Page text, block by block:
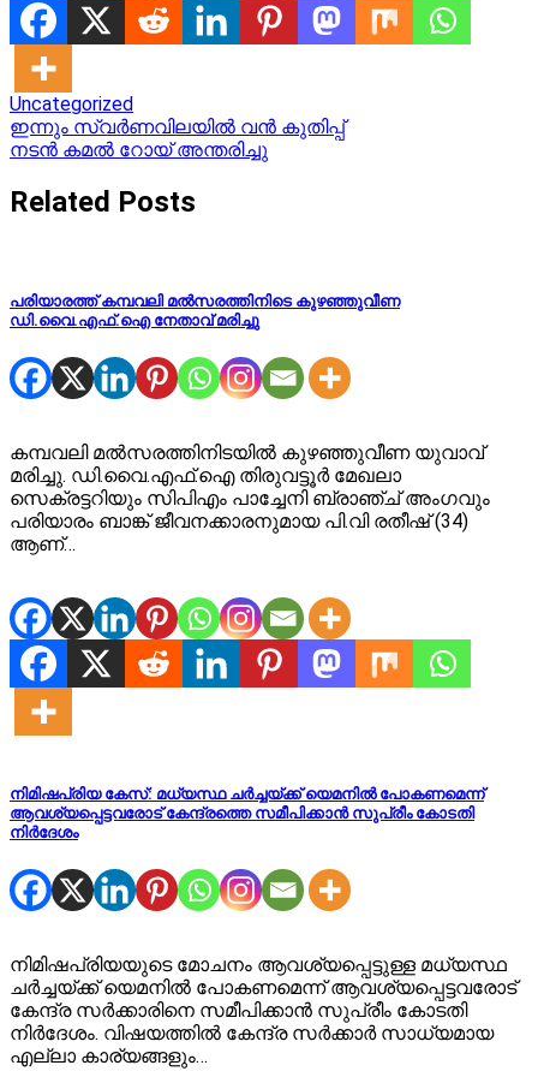
Uncategorized
Post
navigation
ഇന്നും സ്വർണവിലയിൽ വൻ കുതിപ്പ്
നടൻ കമൽ റോയ് അന്തരിച്ചു
Related Posts
പരിയാരത്ത് കമ്പവലി മല്‍സരത്തിനിടെ കുഴഞ്ഞുവീണ
ഡി.വൈ.എഫ്.ഐ നേതാവ് മരിച്ചു
കമ്പവലി മല്‍സരത്തിനിടയില്‍ കുഴഞ്ഞുവീണ യുവാവ്
മരിച്ചു. ഡി.വൈ.എഫ്.ഐ തിരുവട്ടൂര്‍ മേഖലാ
സെക്രട്ടറിയും സിപിഎം പാച്ചേനി ബ്രാഞ്ച് അംഗവും
പരിയാരം ബാങ്ക് ജീവനക്കാരനുമായ പി.വി രതീഷ് (34)
ആണ്…
നിമിഷപ്രിയ കേസ്: മധ്യസ്ഥ ചർച്ചയ്ക്ക് യെമനിൽ പോകണമെന്ന്
ആവശ്യപ്പെട്ടവരോട് കേന്ദ്രത്തെ സമീപിക്കാൻ സുപ്രീം കോടതി
നിർദേശം
നിമിഷപ്രിയയുടെ മോചനം ആവശ്യപ്പെട്ടുള്ള മധ്യസ്ഥ
ചർച്ചയ്ക്ക് യെമനിൽ പോകണമെന്ന് ആവശ്യപ്പെട്ടവരോട്
കേന്ദ്ര സർക്കാരിനെ സമീപിക്കാൻ സുപ്രീം കോടതി
നിർദേശം. വിഷയത്തിൽ കേന്ദ്ര സർക്കാർ സാധ്യമായ
എല്ലാ കാര്യങ്ങളും…